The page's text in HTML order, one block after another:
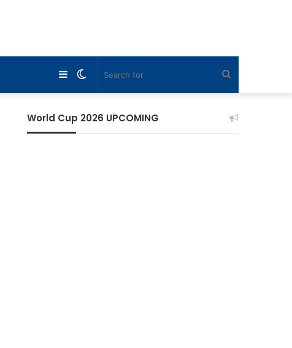
Switch
skin
Sidebar
World Cup 2026 UPCOMING